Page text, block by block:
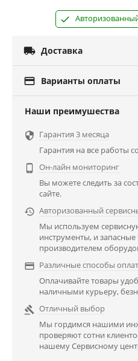
 Доставка
 Варианты оплаты
Наши преимушества
 Гарантия 3 месяца
Гарантия на все работы

Он-лайн мониторинг
Вы можете следить за
сайте.
 Авторизованный
Мы используем
инструменты, и
производителем
 Различные способы
Оплачивайте товары
наличными курьеру,
 Отличный выбор
Мы гордимся нашими
проверяют сотни
нашему Сервисному